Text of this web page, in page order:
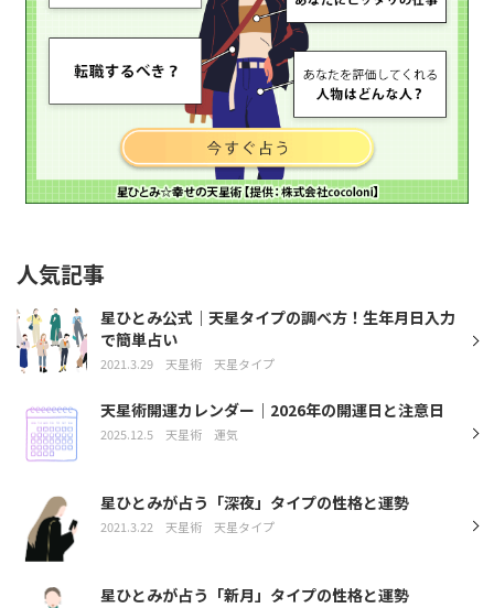
人気記事
星ひとみ公式｜天星タイプの調べ方！生年月日入力
で簡単占い
2021.3.29 天星術 天星タイプ
天星術開運カレンダー｜2026年の開運日と注意日
2025.12.5 天星術 運気
星ひとみが占う「深夜」タイプの性格と運勢
2021.3.22 天星術 天星タイプ
星ひとみが占う「新月」タイプの性格と運勢